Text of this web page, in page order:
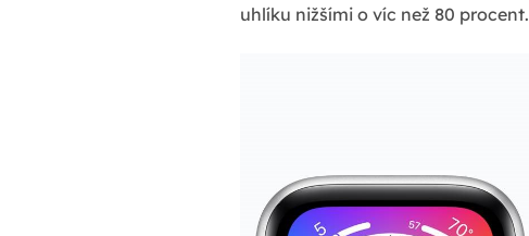
uhlíku nižšími o víc než 80 procent.